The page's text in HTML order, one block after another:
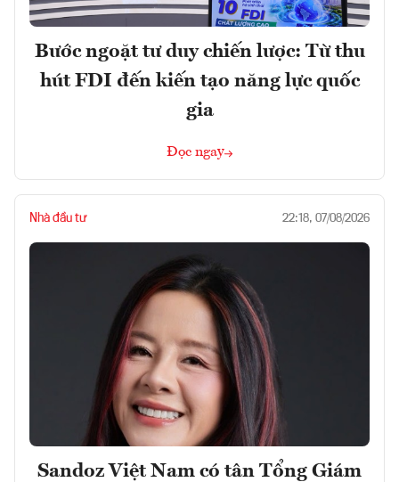
Bước ngoặt tư duy chiến lược: Từ thu
hút FDI đến kiến tạo năng lực quốc
gia
Đọc ngay
Nhà đầu tư 22:18, 07/08/2026
Sandoz Việt Nam có tân Tổng Giám